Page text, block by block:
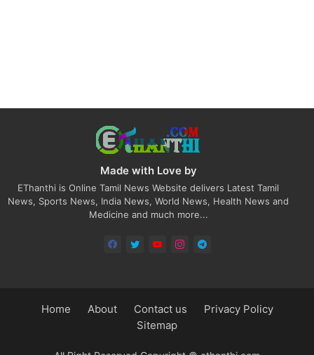
Made with Love by
EThanthi is Online Tamil News Website delivers Latest Tamil
News, Sports News, India News, World News, Health News and
Medicine and much more...
Home About Contact us
Privacy Policy
Sitemap